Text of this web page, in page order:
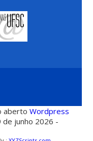
abertoWordpress
de junho 2026 -